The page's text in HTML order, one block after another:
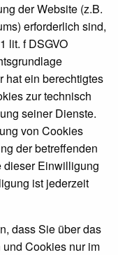
der Website (z.B.
erforderlich sind,
lit. f DSGVO
hat ein berechtigtes
zur technisch
seiner Dienste.
von Cookies
der betreffenden
Einwilligung
ist jederzeit
dass Sie über das
Cookies nur im